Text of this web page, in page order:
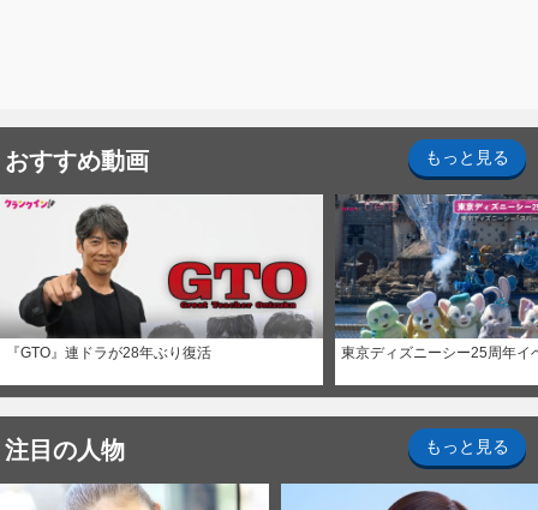
おすすめ動画 もっと見る
『GTO』連ドラが28年ぶり復活 東京ディズニーシー25周年イ
注目の人物 もっと見る